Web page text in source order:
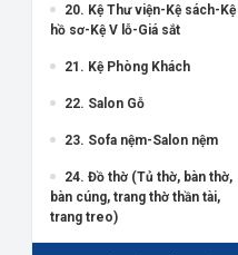
20. Kệ Thư viện-Kệ sách-Kệ
hồ sơ-Kệ V lỗ-Giá sắt
21. Kệ Phòng Khách
22. Salon Gỗ
23. Sofa nệm-Salon nệm
24. Đồ thờ (Tủ thờ, bàn thờ,
bàn cúng, trang thờ thần tài,
trang treo)